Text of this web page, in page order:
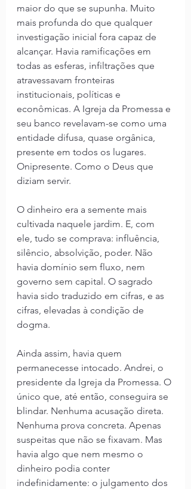
maior do que se supunha. Muito
mais profunda do que qualquer
investigação inicial fora capaz de
alcançar. Havia ramificações em
todas as esferas, infiltrações que
atravessavam fronteiras
institucionais, políticas e
econômicas. A Igreja da Promessa e
seu banco revelavam-se como uma
entidade difusa, quase orgânica,
presente em todos os lugares.
Onipresente. Como o Deus que
diziam servir.
O dinheiro era a semente mais
cultivada naquele jardim. E, com
ele, tudo se comprava: influência,
silêncio, absolvição, poder. Não
havia domínio sem fluxo, nem
governo sem capital. O sagrado
havia sido traduzido em cifras, e as
cifras, elevadas à condição de
dogma.
Ainda assim, havia quem
permanecesse intocado. Andrei, o
presidente da Igreja da Promessa. O
único que, até então, conseguira se
blindar. Nenhuma acusação direta.
Nenhuma prova concreta. Apenas
suspeitas que não se fixavam. Mas
havia algo que nem mesmo o
dinheiro podia conter
indefinidamente: o julgamento dos